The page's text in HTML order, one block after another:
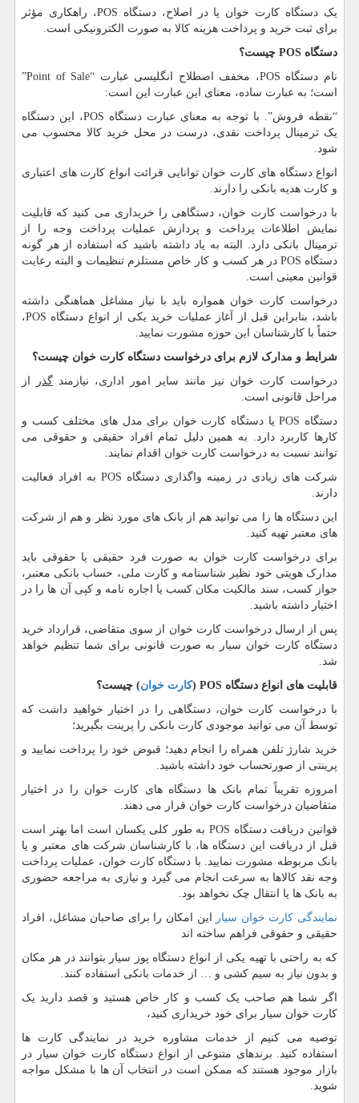
یک دستگاه کارت خوان یا در اصلاح، دستگاه POS، راهکاری مؤثر
برای ثبت خرید و پرداخت هزینه کالا به صورت الکترونیکی است.
دستگاه POS چیست؟
نام دستگاه POS، مخفف اصطلاح انگلیسی عبارت “Point of Sale
”
است؛ به عبارت ساده، معنای این عبارت این است:
“نقطه فروش”. با توجه به معنای عبارت دستگاه POS، این دستگاه
یک ترمینال پرداخت نقدی، درست در محل خرید کالا محسوب می
شود.
انواع دستگاه های کارت خوان توانایی قرائت انواع کارت های اعتباری
و کارت هدیه بانکی را دارند.
با درخواست کارت خوان، دستگاهی را خریداری می کنید که قابلیت
نمایش اطلاعات پرداخت و پردازش عملیات پرداخت وجه را از
ترمینال بانکی دارد. البته به یاد داشته باشید که استفاده از هر گونه
دستگاه POS در هر کسب و کار خاص مستلزم تنظیمات و البته رعایت
قوانین معینی است.
درخواست کارت خوان همواره باید با نیاز مشاغل هماهنگی داشته
باشد، بنابراین قبل از آغاز عملیات خرید یکی از انواع دستگاه POS،
حتماً با کارشناسان این حوزه مشورت نمایید.
شرایط و مدارک لازم برای درخواست دستگاه کارت خوان چیست؟
درخواست کارت خوان نیز مانند سایر امور اداری، نیازمند گذر
از
مراحل قانونی است.
دستگاه POSیا دستگاه کارت خوان برای مدل های مختلف کسب و
کارها کاربرد دارد. به همین دلیل تمام افراد حقیقی و حقوقی می
توانند نسبت به درخواست کارت خوان اقدام نمایند.
شرکت های زیادی در زمینه واگذاری دستگاه POS به افراد فعالیت
دارند.
این دستگاه ها را می توانید هم از بانک های مورد نظر و هم از شرکت
های معتبر تهیه کنید.
برای درخواست کارت خوان به صورت فرد حقیقی یا حقوقی باید
مدارک هویتی خود نظیر شناسنامه و کارت ملی، حساب بانکی معتبر،
جواز کسب، سند مالکیت مکان کسب یا اجاره نامه و کپی آن ها را در
اختیار داشته باشید.
پس از ارسال درخواست کارت خوان از سوی متقاضی، قرارداد خرید
دستگاه کارت خوان سیار به صورت قانونی برای شما تنظیم خواهد
شد.
قابلیت های انواع دستگاه POS
(کارت خوان) چیست؟
با درخواست کارت خوان، دستگاهی را در اختیار خواهید داشت که
توسط آن می توانید موجودی کارت بانکی را پرینت بگیرید؛
خرید شارژ تلفن همراه را انجام دهید؛ قبوض خود را پرداخت نمایید و
پرینتی از صورتحساب خود داشته باشید.
امروزه تقریباً تمام بانک ها دستگاه های کارت خوان را در اختیار
متقاضیان درخواست کارت خوان قرار می دهند.
قوانین دریافت دستگاه POSبه طور کلی یکسان است اما بهتر است
قبل از دریافت این دستگاه ها، با کارشناسان شرکت های معتبر و یا
بانک مربوطه مشورت نمایید. با دستگاه کارت خوان، عملیات پرداخت
وجه نقد کالاها به سرعت انجام می گیرد و نیازی به مراجعه حضوری
به بانک ها یا انتقال چک نخواهد بود.
نمایندگی کارت خوان سیار این امکان را برای صاحبان مشاغل، افراد
حقیقی و حقوقی فراهم ساخته اند
که به راحتی با تهیه یکی از انواع دستگاه پوز سیار بتوانند در هر مکان
و بدون نیاز به سیم کشی و … از خدمات بانکی استفاده کنند.
اگر شما هم صاحب یک کسب و کار خاص هستید و قصد دارید یک
کارت خوان سیار برای خود خریداری کنید،
توصیه می کنیم از خدمات مشاوره خرید در نمایندگی کارت ها
استفاده کنید. برندهای متنوعی از انواع دستگاه کارت خوان سیار در
بازار موجود هستند که ممکن است در انتخاب آن ها با مشکل مواجه
شوید.